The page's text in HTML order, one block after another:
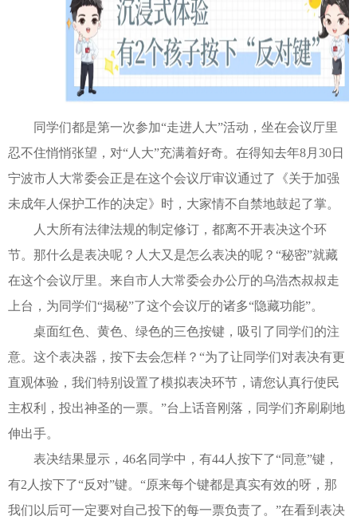
同学们都是第一次参加“走进人大”活动，坐在会议厅里
忍不住悄悄张望，对“人大”充满着好奇。在得知去年8月30日
宁波市人大常委会正是在这个会议厅审议通过了《关于加强
未成年人保护工作的决定》时，大家情不自禁地鼓起了掌。
人大所有法律法规的制定修订，都离不开表决这个环
节。那什么是表决呢？人大又是怎么表决的呢？“秘密”就藏
在这个会议厅里。来自市人大常委会办公厅的乌浩杰叔叔走
上台，为同学们“揭秘”了这个会议厅的诸多“隐藏功能”。
桌面红色、黄色、绿色的三色按键，吸引了同学们的注
意。这个表决器，按下去会怎样？“为了让同学们对表决有更
直观体验，我们特别设置了模拟表决环节，请您认真行使民
主权利，投出神圣的一票。”台上话音刚落，同学们齐刷刷地
伸出手。
表决结果显示，46名同学中，有44人按下了“同意”键，
有2人按下了“反对”键。“原来每个键都是真实有效的呀，那
我们以后可一定要对自己投下的每一票负责了。”在看到表决